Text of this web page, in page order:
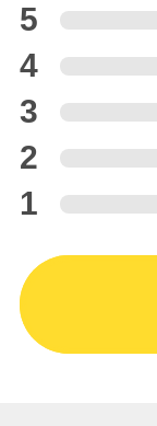
5
4
3
2
1